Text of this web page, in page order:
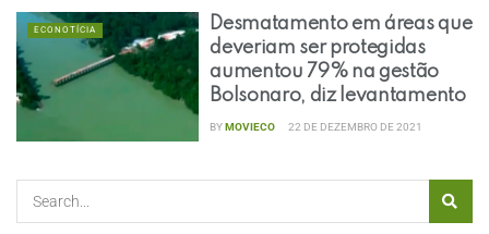
ECONOTÍCIA
Desmatamento em áreas que
deveriam ser protegidas
aumentou 79% na gestão
Bolsonaro, diz levantamento
BYMOVIECO 22 DE DEZEMBRO DE 2021